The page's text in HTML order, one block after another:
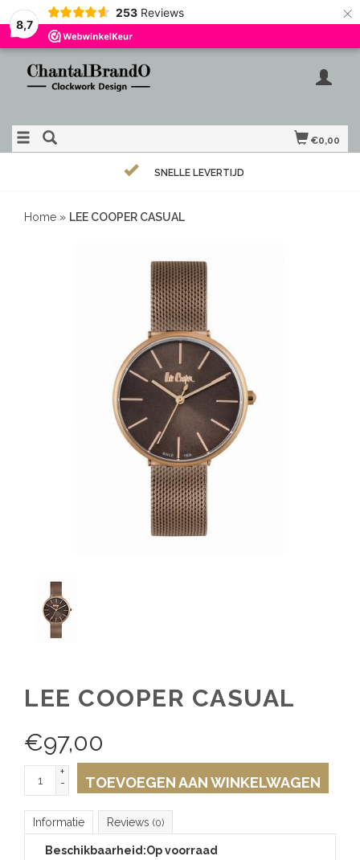
8,7
253 Reviews ×
€0,00
SNELLE LEVERTIJD
Home » LEE COOPER CASUAL
LEE COOPER CASUAL
€97,00
+
-
TOEVOEGEN AAN WINKELWAGEN
Informatie Reviews (0)
Beschikbaarheid:Op voorraad